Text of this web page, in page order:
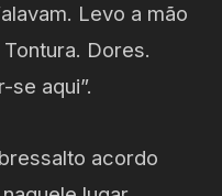
Levo a mão
Dores.
se aqui”.
acordo